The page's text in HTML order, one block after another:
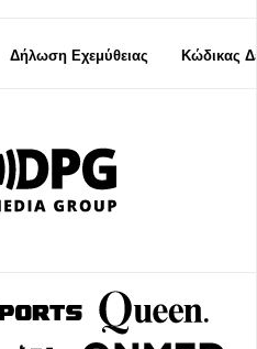
Δήλωση Εχεμύθειας Κώδικας